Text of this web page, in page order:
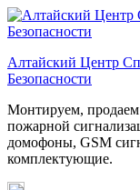
Перейти
к
Алтайский Центр
Безопасности
Монтируем,
пожарной
домофоны, GSM
комплектующие.